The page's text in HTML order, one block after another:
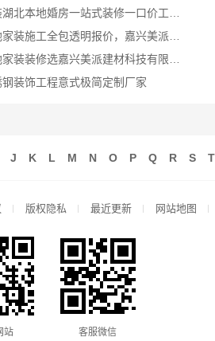
装饰工程意式极简定制厂家
J K L M N O P Q R S T
版权隐私 最近更新 网站地图
站 客服微信